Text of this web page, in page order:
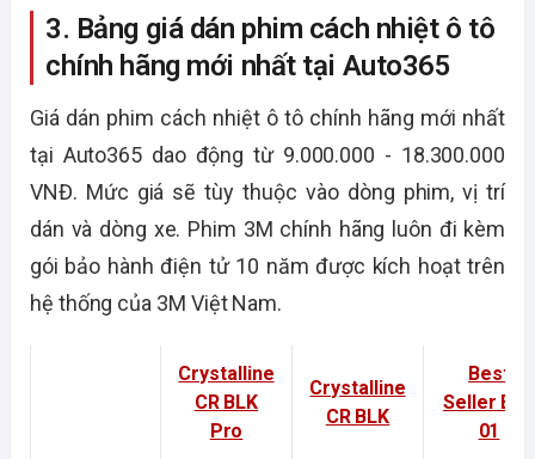
3. Bảng giá dán phim cách nhiệt ô tô
chính hãng mới nhất tại Auto365
Giá dán phim cách nhiệt ô tô chính hãng mới nhất
tại Auto365 dao động từ 9.000.000 - 18.300.000
VNĐ. Mức giá sẽ tùy thuộc vào dòng phim, vị trí
dán và dòng xe. Phim 3M chính hãng luôn đi kèm
gói bảo hành điện tử 10 năm được kích hoạt trên
hệ thống của 3M Việt Nam.
Crystalline
CR BLK
Pro
Crystalline
CR BLK
Best
Seller BLK
01